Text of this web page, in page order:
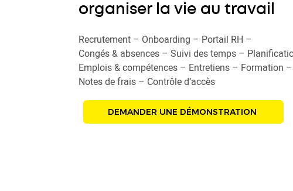
organiser la vie au travail
Recrutement – Onboarding – Portail RH –
Congés & absences – Suivi des temps –
Emplois & compétences – Entretiens – Formation
Notes de frais – Contrôle d’accès
DEMANDER UNE DÉMONSTRATION